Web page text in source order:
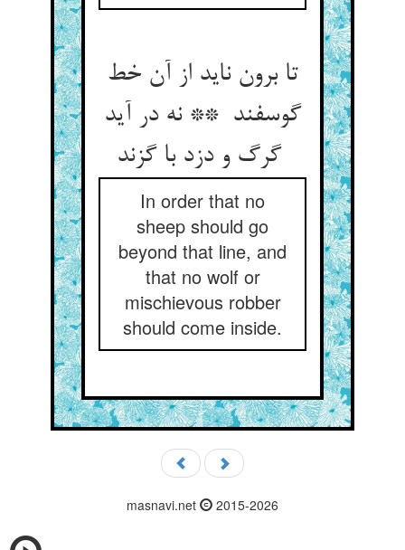
تا برون ناید از آن خط
گوسفند ** نه در آید
گرگ و دزد با گزند
In order that no
sheep should go
beyond that line, and
that no wolf or
mischievous robber
should come inside.
masnavi.net 2015-2026